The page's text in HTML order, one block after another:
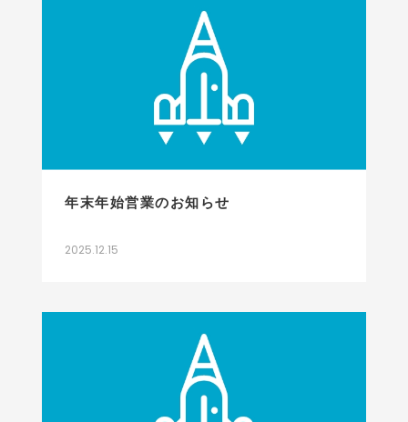
2025.12.15
年末年始営業のお知らせ